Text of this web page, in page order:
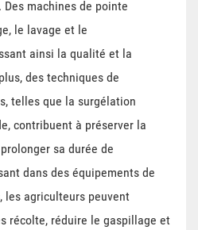
machines de pointe
le lavage et le
ainsi la qualité et la
des techniques de
telles que la surgélation
contribuent à préserver la
sa durée de
dans des équipements de
les agriculteurs peuvent
récolte, réduire le gaspillage et